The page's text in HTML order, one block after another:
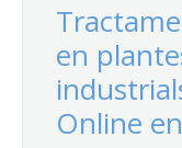
Cursos
Enginyers
en
Online